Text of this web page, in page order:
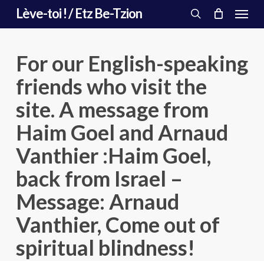
Lève-toi ! / Etz Be-Tzion
search
Menu
For our English-speaking
friends who visit the
site. A message from
Haim Goel and Arnaud
Vanthier :Haim Goel,
back from Israel –
Message: Arnaud
Vanthier, Come out of
spiritual blindness!